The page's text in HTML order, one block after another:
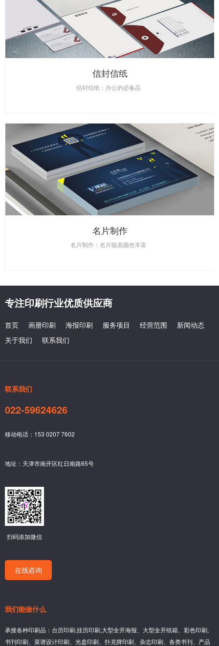
信封信纸
信封信纸：办公的必备品
名片制作
名片制作：名片版面颜色丰富
专注印刷行业优质供应商
首页 画册印刷 海报印刷 服务项目 经营范围
新闻动态
关于我们
联系我们
联系我们
022-59624626
移动电话：153 0207 7602
地址：天津市南开区红日南路65号
扫码添加微信
在线咨询
我们能做什么
承接各种印刷品：台历印刷,挂历印刷,大型全开海报、大型全开纸箱、彩色印刷,
书刊印刷、菜谱设计印刷、光盘印刷、扑克牌印刷、杂志印刷、各类书刊、产品